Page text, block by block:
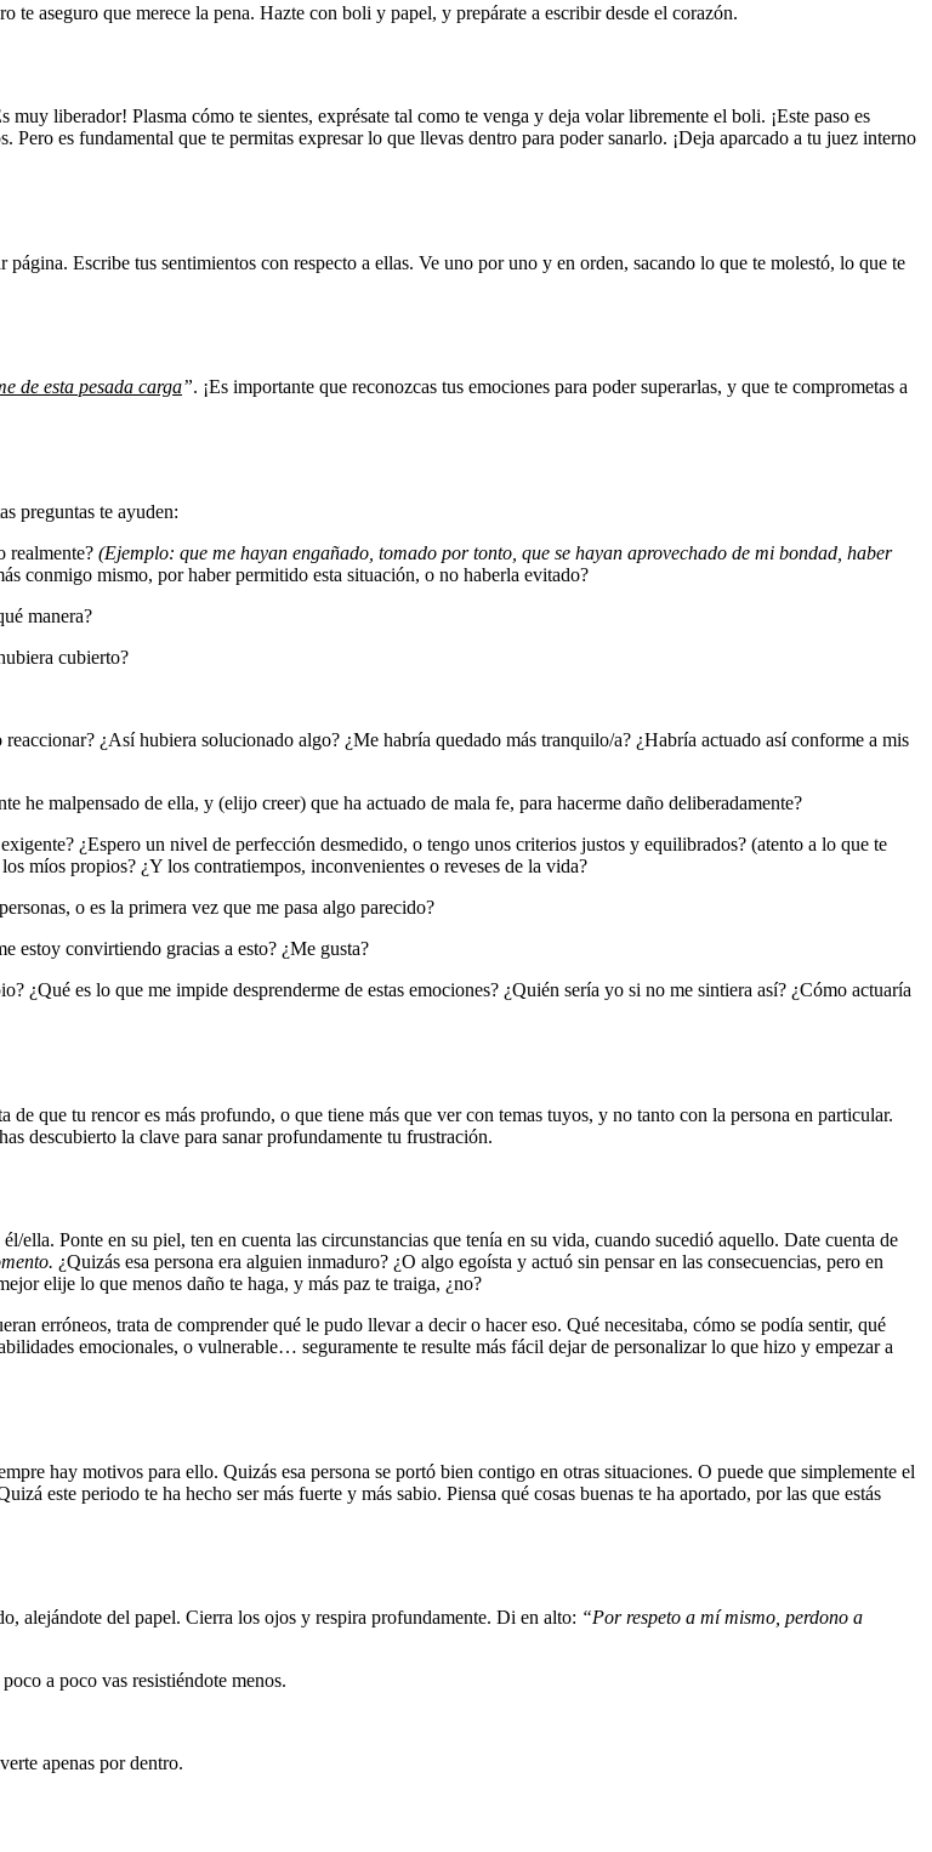
aseguro que merece la pena. Hazte con boli y papel, y prepárate a escribir desde el corazón.
liberador! Plasma cómo te sientes, exprésate tal como te venga y deja volar libremente el boli. ¡Este paso es
es fundamental que te permitas expresar lo que llevas dentro para poder sanarlo. ¡Deja aparcado a tu juez interno
Escribe tus sentimientos con respecto a ellas. Ve uno por uno y en orden, sacando lo que te molestó, lo que te
de esta pesada carga”. ¡Es importante que reconozcas tus emociones para poder superarlas, y que te comprometas a
preguntas te ayuden:
realmente? (Ejemplo: que me hayan engañado, tomado por tonto, que se hayan aprovechado de mi bondad, haber
conmigo mismo, por haber permitido esta situación, o no haberla evitado?
manera?
cubierto?
¿Así hubiera solucionado algo? ¿Me habría quedado más tranquilo/a? ¿Habría actuado así conforme a mis
he malpensado de ella, y (elijo creer) que ha actuado de mala fe, para hacerme daño deliberadamente?
¿Espero un nivel de perfección desmedido, o tengo unos criterios justos y equilibrados? (atento a lo que te
míos propios? ¿Y los contratiempos, inconvenientes o reveses de la vida?
o es la primera vez que me pasa algo parecido?
estoy convirtiendo gracias a esto? ¿Me gusta?
¿Qué es lo que me impide desprenderme de estas emociones? ¿Quién sería yo si no me sintiera así? ¿Cómo actuaría
que tu rencor es más profundo, o que tiene más que ver con temas tuyos, y no tanto con la persona en particular.
descubierto la clave para sanar profundamente tu frustración.
ella. Ponte en su piel, ten en cuenta las circunstancias que tenía en su vida, cuando sucedió aquello. Date cuenta de
¿Quizás esa persona era alguien inmaduro? ¿O algo egoísta y actuó sin pensar en las consecuencias, pero en
elije lo que menos daño te haga, y más paz te traiga, ¿no?
erróneos, trata de comprender qué le pudo llevar a decir o hacer eso. Qué necesitaba, cómo se podía sentir, qué
emocionales, o vulnerable… seguramente te resulte más fácil dejar de personalizar lo que hizo y empezar a
hay motivos para ello. Quizás esa persona se portó bien contigo en otras situaciones. O puede que simplemente el
este periodo te ha hecho ser más fuerte y más sabio. Piensa qué cosas buenas te ha aportado, por las que estás
alejándote del papel. Cierra los ojos y respira profundamente. Di en alto: “Por respeto a mí mismo, perdono a
a poco vas resistiéndote menos.
apenas por dentro.